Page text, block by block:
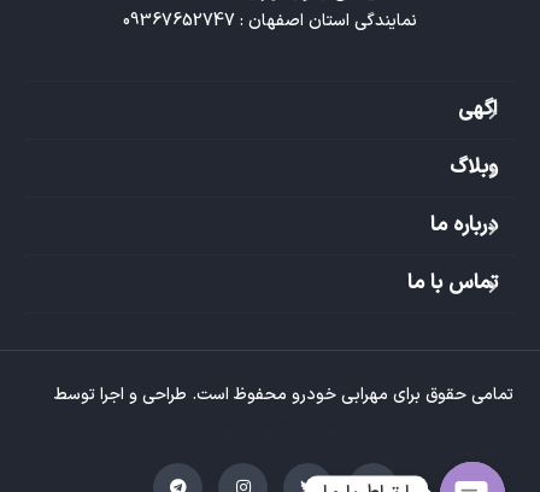
نمایندگی استان اصفهان : 09367652747
اگهی
وبلاگ
درباره ما
تماس با ما
تمامی حقوق برای مهرابی خودرو محفوظ است. طراحی و اجرا توسط